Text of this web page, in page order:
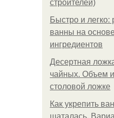
строителей)
Быстро и легко:
ванны на
ингредиентов
Десертная
чайных. Объем
столовой ложке
Как укрепить
шаталась.